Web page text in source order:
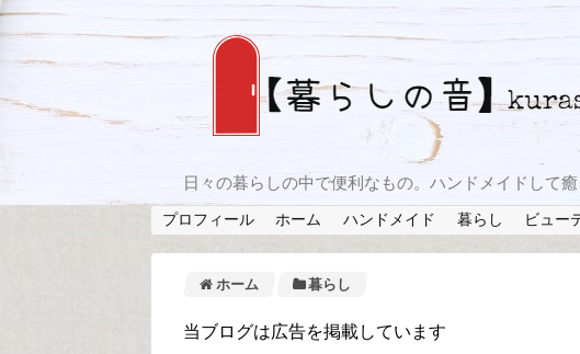
日々の暮らしの中で便利なもの。ハンドメイドして
プロフィール ホーム ハンドメイド 暮らし ビュー
ホーム 暮らし
当ブログは広告を掲載しています